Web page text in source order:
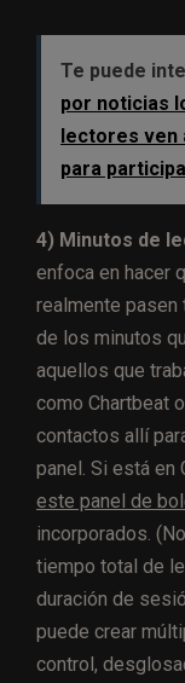
Te puede
por noticias
lectores ven
para
4) Minutos de
enfoca en hacer
realmente
de los minutos
aquellos que
como Chartbeat
contactos allí
panel. Si está en
este panel de
incorporados.
tiempo total de
duración de
puede crear
control,